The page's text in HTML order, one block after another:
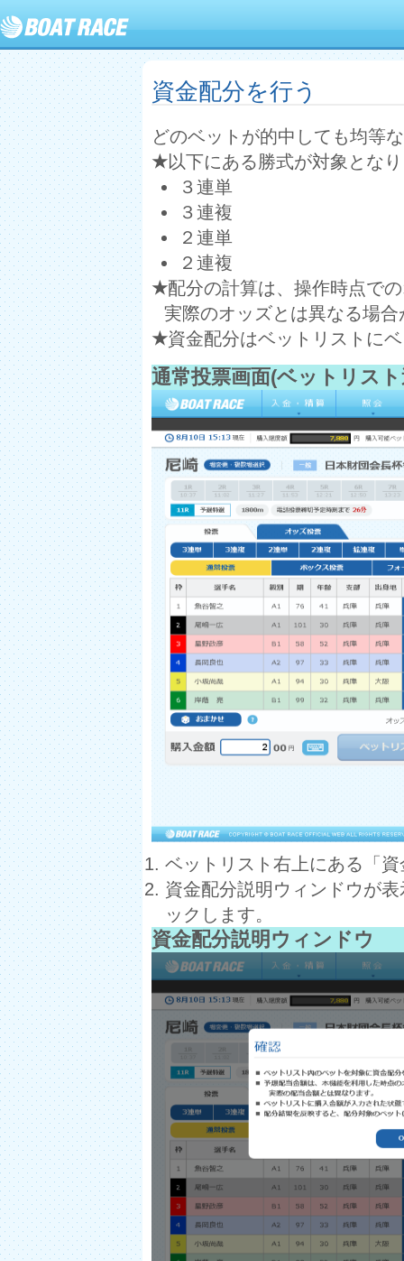
資金配分を行う
どのベットが的中しても均等
★以下にある勝式が対象とな
３連単
３連複
２連単
２連複
★配分の計算は、操作時点で
実際のオッズとは異なる場
★資金配分はベットリストに
通常投票画面(ベットリス
ベットリスト右上にある「
資金配分説明ウィンドウが
ックします。
資金配分説明ウィンドウ